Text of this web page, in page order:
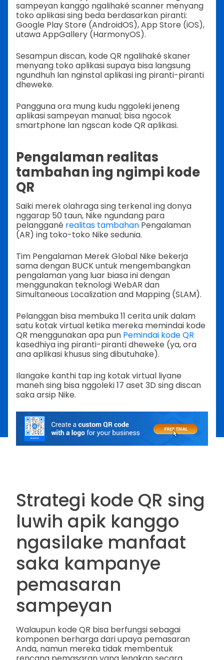
sampeyan kanggo ngalihaké scanner menyang
toko aplikasi sing beda berdasarkan piranti:
Google Play Store (AndroidOS), App Store (iOS),
utawa AppGallery (HarmonyOS).
Sesampun discan, kode QR ngalihaké skaner
menyang toko aplikasi supaya bisa langsung
ngundhuh lan nginstal aplikasi ing piranti-piranti
dheweke.
Pangguna ora mung kudu nggoleki jeneng
aplikasi sampeyan manual; bisa ngocok
smartphone lan ngscan kode QR aplikasi.
Pengalaman realitas
tambahan ing ngimpi kode
QR
Saiki merek olahraga sing terkenal ing donya
nggarap 50 taun, Nike ngundang para
pelanggané realitas tambahan Pengalaman
(AR) ing toko-toko Nike sedunia.
Tim Pengalaman Merek Global Nike bekerja
sama dengan BUCK untuk mengembangkan
pengalaman yang luar biasa ini dengan
menggunakan teknologi WebAR dan
Simultaneous Localization and Mapping (SLAM).
Pelanggan bisa membuka 11 cerita unik dalam
satu kotak virtual ketika mereka memindai kode
QR menggunakan apa pun Pemindai kode QR
kasedhiya ing piranti-piranti dheweke (ya, ora
ana aplikasi khusus sing dibutuhake).
Ilangake kanthi tap ing kotak virtual liyane
maneh sing bisa nggoleki 17 aset 3D sing discan
saka arsip Nike.
Strategi kode QR sing
luwih apik kanggo
ngasilake manfaat
saka kampanye
pemasaran
sampeyan
Walaupun kode QR bisa berfungsi sebagai
komponen berharga dari upaya pemasaran
Anda, namun mereka tidak membentuk